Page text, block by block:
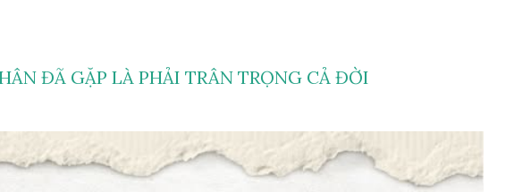
ĐÃ GẶP LÀ PHẢI TRÂN TRỌNG CẢ ĐỜI